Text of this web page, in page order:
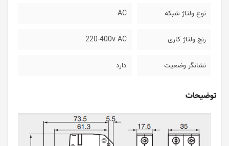
نوع ولتاژ شبکه AC
رنج ولتاژ کاری 220-400v AC
نشانگر وضعیت دارد
توضیحات